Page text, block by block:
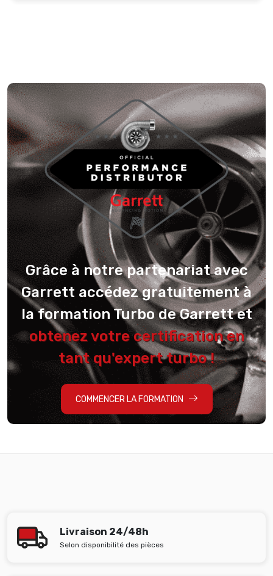
Grâce à notre partenariat avec
Garrett accédez gratuitement à
la formation Turbo de Garrett et
obtenez votre certification en
tant qu'expert turbo !
COMMENCER LA FORMATION
Livraison 24/48h
Selon disponibilité des pièces